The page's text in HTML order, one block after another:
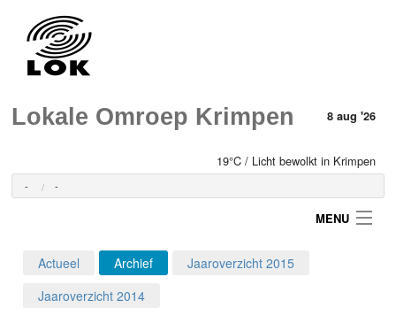
Lokale Omroep Krimpen 8 aug '26
19°C / Licht bewolkt in Krimpen
- -
MENU
Actueel Archief
Jaaroverzicht 2015
Jaaroverzicht 2014